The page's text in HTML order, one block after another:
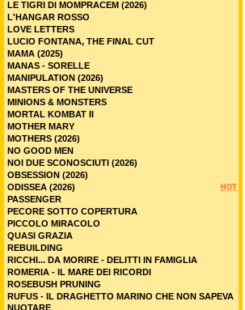
LE TIGRI DI MOMPRACEM (2026)
L'HANGAR ROSSO
LOVE LETTERS
LUCIO FONTANA, THE FINAL CUT
MAMA (2025)
MANAS - SORELLE
MANIPULATION (2026)
MASTERS OF THE UNIVERSE
MINIONS & MONSTERS
MORTAL KOMBAT II
MOTHER MARY
MOTHERS (2026)
NO GOOD MEN
NOI DUE SCONOSCIUTI (2026)
OBSESSION (2026)
HOT
ODISSEA (2026)
PASSENGER
PECORE SOTTO COPERTURA
PICCOLO MIRACOLO
QUASI GRAZIA
REBUILDING
RICCHI... DA MORIRE - DELITTI IN FAMIGLIA
ROMERIA - IL MARE DEI RICORDI
ROSEBUSH PRUNING
RUFUS - IL DRAGHETTO MARINO CHE NON SAPEVA
NUOTARE